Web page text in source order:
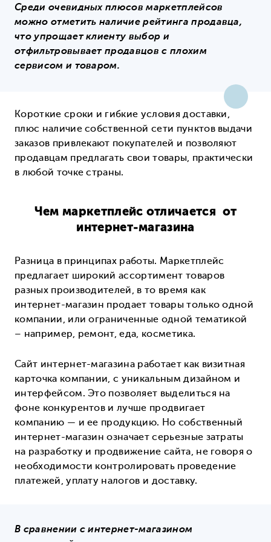
Среди очевидных плюсов маркетплейсов
можно отметить наличие рейтинга продавца,
что упрощает клиенту выбор и
отфильтровывает продавцов с плохим
сервисом и товаром.
Короткие сроки и гибкие условия доставки,
плюс наличие собственной сети пунктов выдачи
заказов привлекают покупателей и позволяют
продавцам предлагать свои товары, практически
в любой точке страны.
Чем маркетплейс отличается от
интернет-магазина
Разница в принципах работы. Маркетплейс
предлагает широкий ассортимент товаров
разных производителей, в то время как
интернет-магазин продает товары только одной
компании, или ограниченные одной тематикой
– например, ремонт, еда, косметика.
Сайт интернет-магазина работает как визитная
карточка компании, с уникальным дизайном и
интерфейсом. Это позволяет выделиться на
фоне конкурентов и лучше продвигает
компанию — и ее продукцию. Но собственный
интернет-магазин означает серьезные затраты
на разработку и продвижение сайта, не говоря о
необходимости контролировать проведение
платежей, уплату налогов и доставку.
В сравнении с интернет-магазином